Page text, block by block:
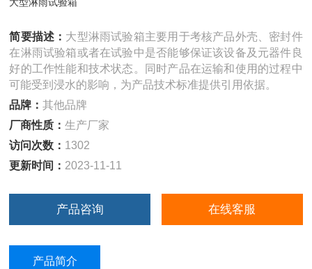
简要描述： 大型淋雨试验箱主要用于考核产品外壳、密封件
在淋雨试验箱或者在试验中是否能够保证该设备及元器件良
好的工作性能和技术状态。同时产品在运输和使用的过程中
可能受到浸水的影响，为产品技术标准提供引用依据。
品牌：其他品牌
厂商性质：生产厂家
访问次数： 1302
更新时间： 2023-11-11
产品咨询 在线客服
产品简介